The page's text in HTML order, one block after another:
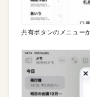
共有ボタンのメニュー